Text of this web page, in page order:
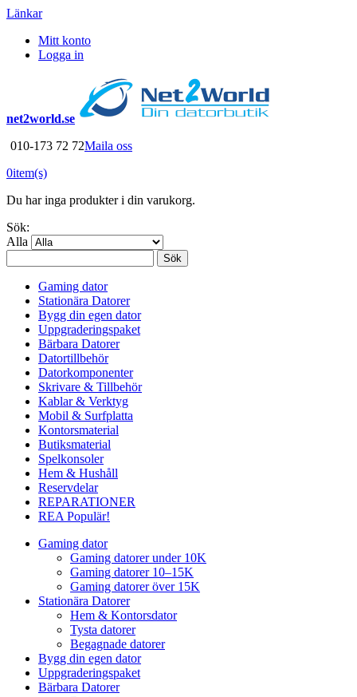
Länkar
Mitt konto
Logga in
net2world.se
010-173 72 72Maila oss
0item(s)
Du har inga produkter i din varukorg.
Sök:
Alla
Sök
Gaming dator
Stationära Datorer
Bygg din egen dator
Uppgraderingspaket
Bärbara Datorer
Datortillbehör
Datorkomponenter
Skrivare & Tillbehör
Kablar & Verktyg
Mobil & Surfplatta
Kontorsmaterial
Butiksmaterial
Spelkonsoler
Hem & Hushåll
Reservdelar
REPARATIONER
REA Populär!
Gaming dator
Gaming datorer under 10K
Gaming datorer 10–15K
Gaming datorer över 15K
Stationära Datorer
Hem & Kontorsdator
Tysta datorer
Begagnade datorer
Bygg din egen dator
Uppgraderingspaket
Bärbara Datorer